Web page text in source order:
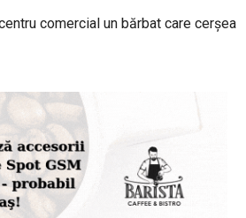
comercial un bărbat care cerșea